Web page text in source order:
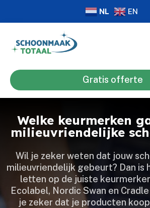
NL EN
Gratis offerte
Welke keurmerken
milieuvriendelijke
Wil je zeker weten dat jouw
milieuvriendelijk gebeurt? Dan is
letten op de juiste
Ecolabel, Nordic Swan en
je zeker dat je producten